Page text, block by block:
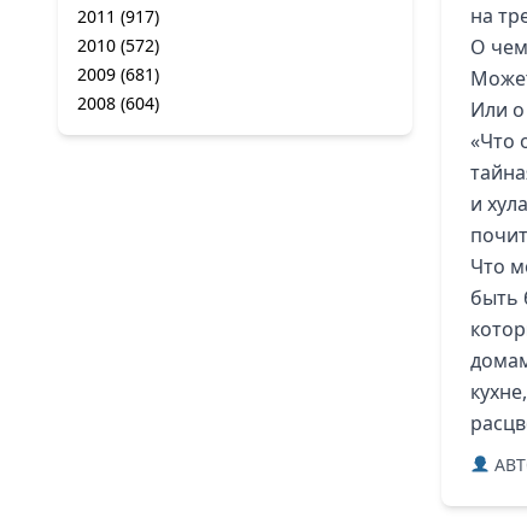
2011 (917)
2010 (572)
2009 (681)
2008 (604)
на
О
Или
«Что
и
Что
быть